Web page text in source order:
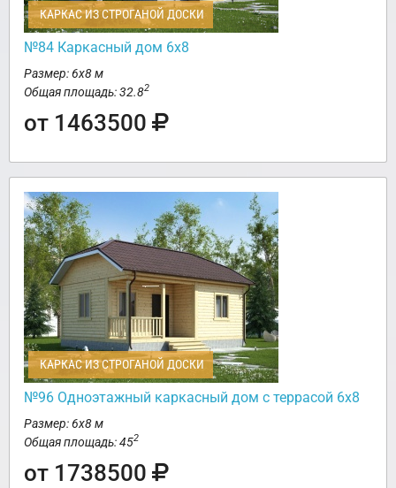
КАРКАС ИЗ СТРОГАНОЙ ДОСКИ
№84 Каркасный дом 6х8
Размер: 6х8 м
Общая площадь: 32.82
от 1463500
КАРКАС ИЗ СТРОГАНОЙ ДОСКИ
№96 Одноэтажный каркасный дом с террасой 6х8
Размер: 6х8 м
Общая площадь: 452
от 1738500